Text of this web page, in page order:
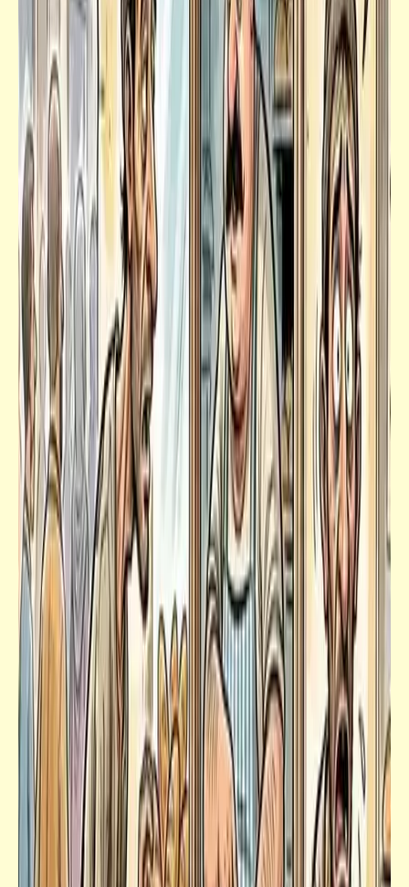
خبر
الصيادلة: رفع سعر الدواء يصب في مصلحة
الفقير المصري
خبر
خبر عاجل يقتحم مانشيتات الصحف العالمية |
"مصر" تتربع على عرش موسوعة "جينيس"
شعر
من يأمن الأيام؟ | أبو العتاهية